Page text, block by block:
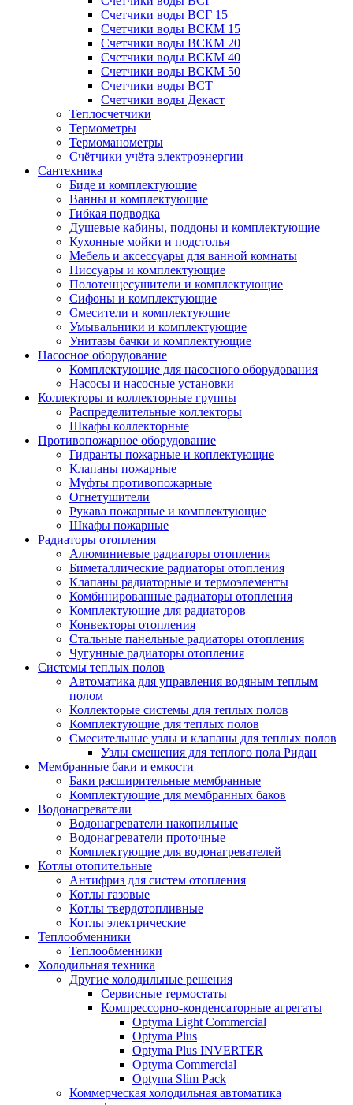
Счетчики воды ВСГ 15
Счетчики воды ВСКМ 15
Счетчики воды ВСКМ 20
Счетчики воды ВСКМ 40
Счетчики воды ВСКМ 50
Счетчики воды ВСТ
Счетчики воды Декаст
Теплосчетчики
Термометры
Термоманометры
Счётчики учёта электроэнергии
Сантехника
Биде и комплектующие
Ванны и комплектующие
Гибкая подводка
Душевые кабины, поддоны и комплектующие
Кухонные мойки и подстолья
Мебель и аксессуары для ванной комнаты
Писсуары и комплектующие
Полотенцесушители и комплектующие
Сифоны и комплектующие
Смесители и комплектующие
Умывальники и комплектующие
Унитазы бачки и комплектующие
Насосное оборудование
Комплектующие для насосного оборудования
Насосы и насосные установки
Коллекторы и коллекторные группы
Распределительные коллекторы
Шкафы коллекторные
Противопожарное оборудование
Гидранты пожарные и коплектующие
Клапаны пожарные
Муфты противопожарные
Огнетушители
Рукава пожарные и комплектующие
Шкафы пожарные
Радиаторы отопления
Алюминиевые радиаторы отопления
Биметаллические радиаторы отопления
Клапаны радиаторные и термоэлементы
Комбинированные радиаторы отопления
Комплектующие для радиаторов
Конвекторы отопления
Стальные панельные радиаторы отопления
Чугунные радиаторы отопления
Системы теплых полов
Автоматика для управления водяным теплым
полом
Коллекторые системы для теплых полов
Комплектующие для теплых полов
Смесительные узлы и клапаны для теплых полов
Узлы смешения для теплого пола Ридан
Мембранные баки и емкости
Баки расширительные мембранные
Комплектующие для мембранных баков
Водонагреватели
Водонагреватели накопильные
Водонагреватели проточные
Комплектующие для водонагревателей
Котлы отопительные
Антифриз для систем отопления
Котлы газовые
Котлы твердотопливные
Котлы электрические
Теплообменники
Теплообменники
Холодильная техника
Другие холодильные решения
Сервисные термостаты
Компрессорно-конденсаторные агрегаты
Optyma Light Commercial
Optyma Plus
Optyma Plus INVERTER
Optyma Commercial
Optyma Slim Pack
Коммерческая холодильная автоматика